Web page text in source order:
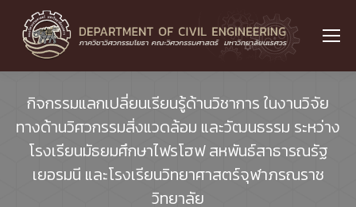
กิจกรรมแลกเปลี่ยนเรียนรู้ด้านวิชาการ ในงานวิจัย
ทางด้านวิศวกรรมสิ่งแวดล้อม และวัฒนธรรม ระหว่าง
โรงเรียนมัธยมศึกษาไฟรโฮฟ สหพันธ์สาธารณรัฐ
เยอรมนี และโรงเรียนวิทยาศาสตร์จุฬาภรณราช
วิทยาลัย